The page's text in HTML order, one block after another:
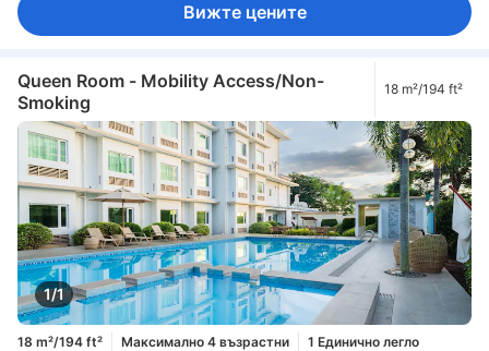
Вижте цените
Queen Room - Mobility Access/Non-
Smoking
18 m²/194 ft²
1/1
18 m²/194 ft² Максимално 4 възрастни 1 Единично легло